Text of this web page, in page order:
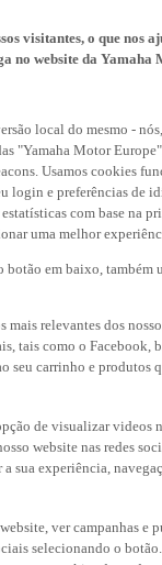
visitantes, o que nos
no website da Yamaha
local do mesmo -
"Yamaha Motor
Usamos cookies
login e preferências de
com base na
uma melhor
botão em baixo,
relevantes dos
tais como o Facebook,
carrinho e produtos
de visualizar videos
website nas redes
sua experiência,
ver campanhas e
selecionando o